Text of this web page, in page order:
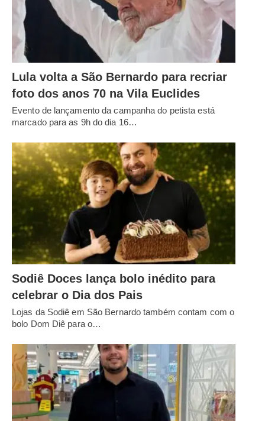
Lula volta a São Bernardo para recriar
foto dos anos 70 na Vila Euclides
Evento de lançamento da campanha do petista está
marcado para as 9h do dia 16…
Sodiê Doces lança bolo inédito para
celebrar o Dia dos Pais
Lojas da Sodiê em São Bernardo também contam com o
bolo Dom Diê para o…